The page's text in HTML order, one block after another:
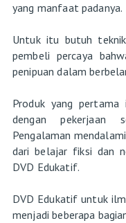
yang manfaat padanya.
Untuk itu butuh
pembeli percaya
penipuan dalam
Produk yang pertama
dengan pekerjaan
Pengalaman
dari belajar fiksi dan
DVD Edukatif.
DVD Edukatif untuk
menjadi beberapa